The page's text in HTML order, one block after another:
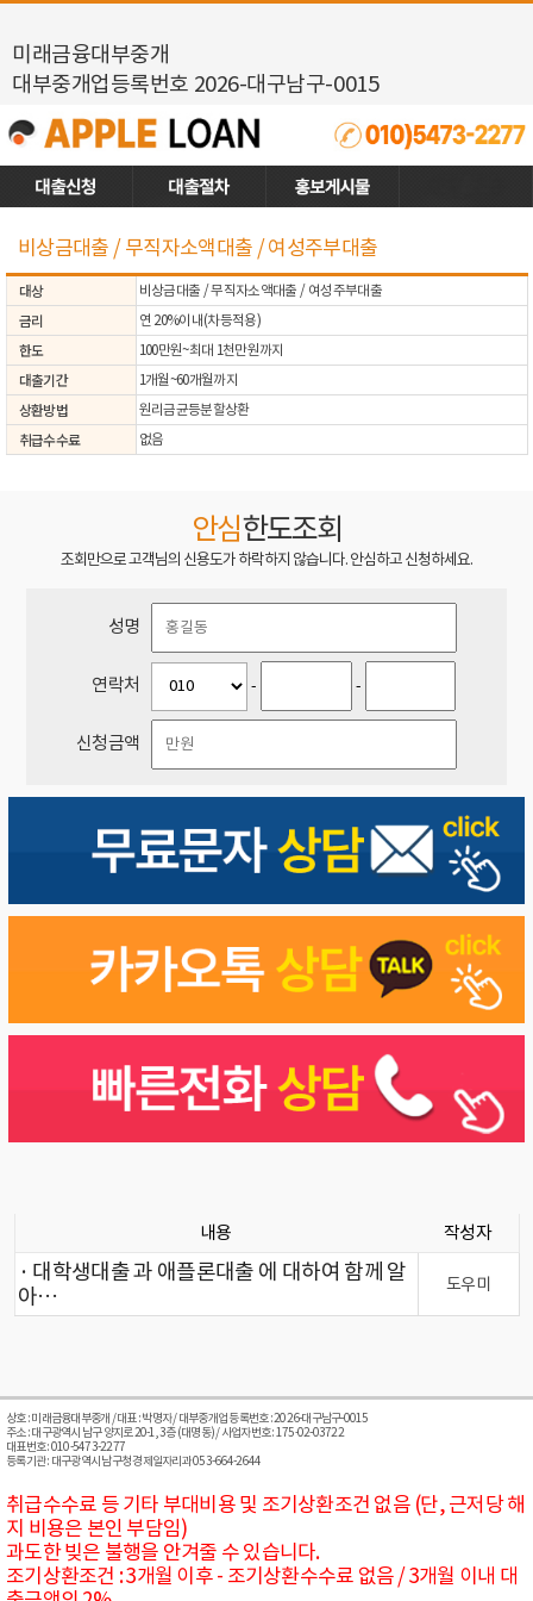
미래금융대부중개
대부중개업등록번호 2026-대구남구-0015
비상금대출 / 무직자소액대출 / 여성주부대출
대상 비상금대출 / 무직자소액대출 / 여성주부대출
금리 연 20%이내(차등적용)
한도 100만원~최대 1천만원까지
대출기간 1개월~60개월까지
상환방법 원리금균등분할상환
취급수수료 없음
안심한도조회
조회만으로 고객님의 신용도가 하락하지 않습니다. 안심하고 신청하세요.
성명
연락처 - -
신청금액
내용 작성자
· 대학생대출 과 애플론대출 에 대하여 함께 알
아…
도우미
상호 : 미래금융대부중개 / 대표 : 박명자 / 대부중개업 등록번호 : 2026-대구남구-0015
주소 : 대구광역시 남구 양지로 20-1, 3층 (대명동) / 사업자번호 : 175-02-03722
대표번호 : 010-5473-2277
등록기관 : 대구광역시 남구청 경제일자리과 053-664-2644
취급수수료 등 기타 부대비용 및 조기상환조건 없음 (단, 근저당 해
지 비용은 본인 부담임)
과도한 빚은 불행을 안겨줄 수 있습니다.
조기상환조건 : 3개월 이후 - 조기상환수수료 없음 / 3개월 이내 대